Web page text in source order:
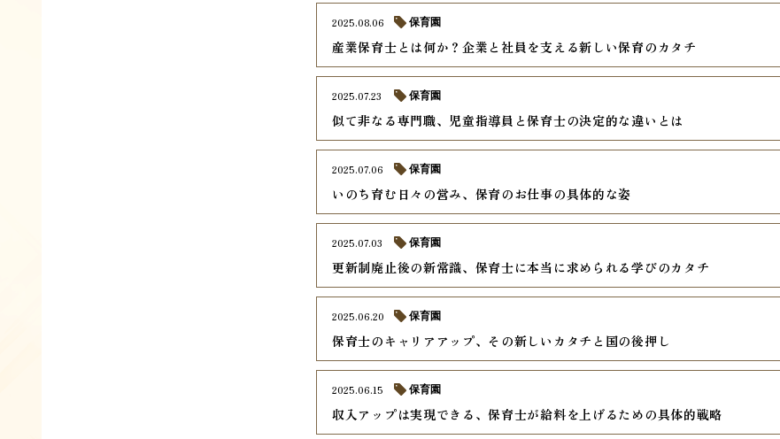
産業保育士とは何か？企業と社員を支える新しい保育のカタチ
2025.08.06 保育園
似て非なる専門職、児童指導員と保育士の決定的な違いとは
2025.07.23 保育園
いのち育む日々の営み、保育のお仕事の具体的な姿
2025.07.06 保育園
更新制廃止後の新常識、保育士に本当に求められる学びのカタチ
2025.07.03 保育園
保育士のキャリアアップ、その新しいカタチと国の後押し
2025.06.20 保育園
収入アップは実現できる、保育士が給料を上げるための具体的戦略
2025.06.15 保育園